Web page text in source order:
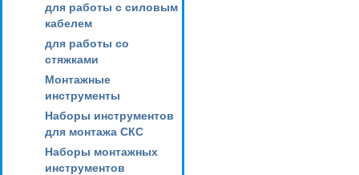
для работы с силовым
кабелем
для работы со
стяжками
Монтажные
инструменты
Наборы инструментов
для монтажа СКС
Наборы монтажных
инструментов